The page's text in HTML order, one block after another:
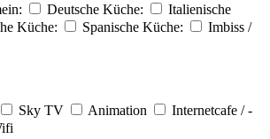
Deutsche Küche:
Italienische
Küche: Spanische Küche:
Imbiss /
Sky TV Animation
Internetcafe / -